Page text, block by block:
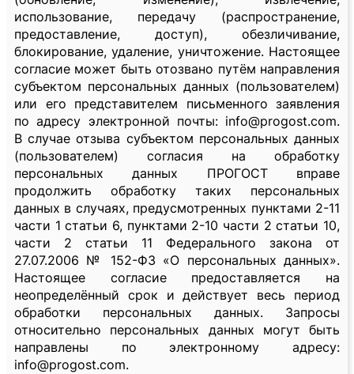
использование, передачу (распространение,
предоставление, доступ), обезличивание,
блокирование, удаление, уничтожение. Настоящее
согласие может быть отозвано путём направления
субъектом персональных данных (пользователем)
или его представителем письменного заявления
по адресу электронной почты: info@progost.com.
В случае отзыва субъектом персональных данных
(пользователем) согласия на обработку
персональных данных ПРОГОСТ вправе
продолжить обработку таких персональных
данных в случаях, предусмотренных пунктами 2-11
части 1 статьи 6, пунктами 2-10 части 2 статьи 10,
части 2 статьи 11 Федерального закона от
27.07.2006 № 152-ФЗ «О персональных данных».
Настоящее согласие предоставляется на
неопределённый срок и действует весь период
обработки персональных данных. Запросы
относительно персональных данных могут быть
направлены по электронному адресу:
info@progost.com.